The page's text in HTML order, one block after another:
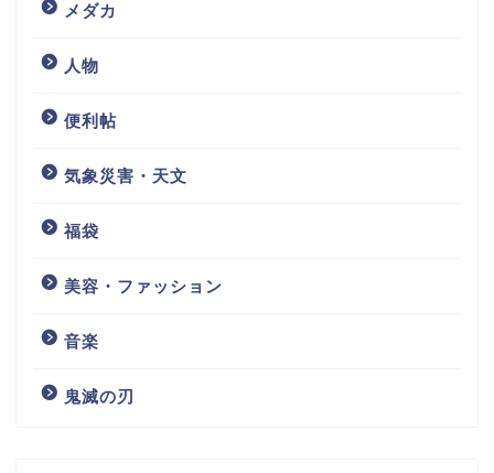
メダカ
人物
便利帖
気象災害・天文
福袋
美容・ファッション
音楽
鬼滅の刃